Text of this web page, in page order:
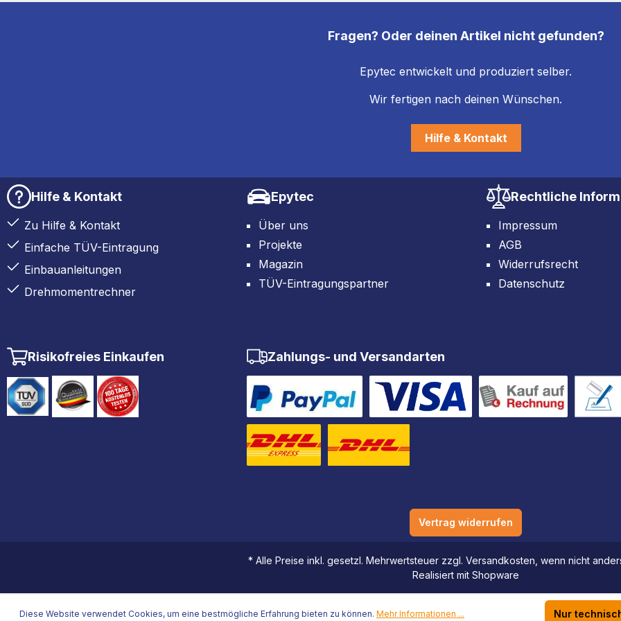
Fragen? Oder deinen Artikel nicht gefunden?
Epytec entwickelt und produziert selber.
Wir fertigen nach deinen Wünschen.
Hilfe & Kontakt
Hilfe & Kontakt
Zu Hilfe & Kontakt
Einfache TÜV-Eintragung
Einbauanleitungen
Drehmomentrechner
Epytec
Über uns
Projekte
Magazin
TÜV-Eintragungspartner
Rechtliche
Impressum
AGB
Widerrufsrecht
Datenschutz
Risikofreies Einkaufen Zahlungs- und Versandarten
Vertrag widerrufen
* Alle Preise inkl. gesetzl. Mehrwertsteuer zzgl. Versandkosten, wenn nicht
Realisiert mit Shopware
Diese Website verwendet Cookies, um eine bestmögliche Erfahrung bieten zu können. Mehr Informationen ... Nur